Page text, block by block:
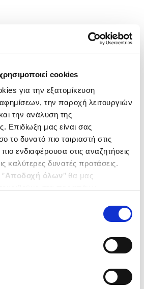
cookies
για την εξατομίκευση
την παροχή λειτουργιών
την ανάλυση της
Επιδίωξη μας είναι σας
το δυνατό πιο ταιριαστή στις
ενδιαφέρουσα στις αναζητήσεις
καλύτερες δυνατές προτάσεις.
Αποδοχή όλων’’ θα μας
από τα παρακάτω με την
΄΄και να ενημερωθείτε σχετικά με